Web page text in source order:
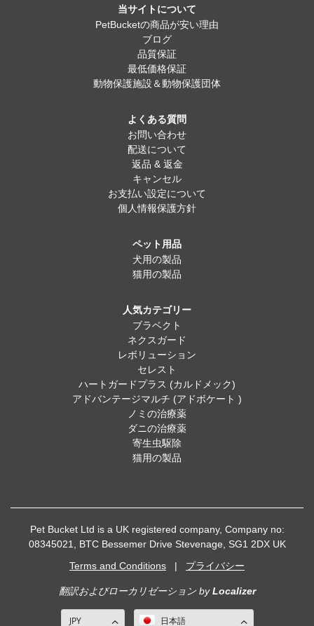
当サイトについて
PetBucketの商品が安い理由
ブログ
品質保証
最低価格保証
動物保護施設＆動物保護団体
よくある質問
お問い合わせ
配送について
返品 & 返金
キャンセル
お支払い設定について
個人情報保護方針
ペット用品
犬用の製品
猫用の製品
人気カテゴリー
ブラベクト
ネクスガード
レボリューション
セレスト
ハートガードプラス (カルドメック)
アドバンテージマルチ (アドボケート )
ノミの治療薬
ダニの治療薬
寄生虫駆除
猫用の製品
Pet Bucket Ltd is a UK registered company, Company no:
08345021, BTC Bessemer Drive Stevenage, SG1 2DX UK
Terms and Conditions | プライバシー
翻訳およびローカリゼーションbyLocalizer
JPY 日本語